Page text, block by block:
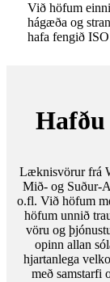
Við höfum
hágæða og
hafa fengið
Læknisvörur frá
Mið- og Suður-
o.fl. Við höfum
höfum unnið
vöru og
opinn allan
hjartanlega
með samstarfi